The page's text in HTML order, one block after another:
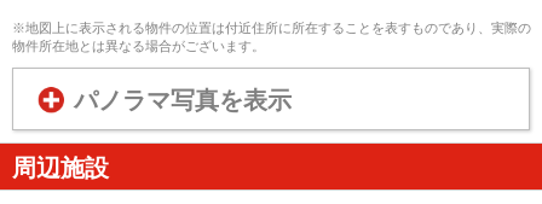
※地図上に表示される物件の位置は付近住所に所在することを表すものであり、実際の
物件所在地とは異なる場合がございます。
パノラマ写真を表示
周辺施設